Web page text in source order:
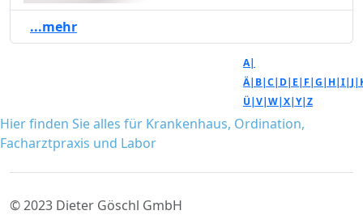
...mehr
A|
Ä| B|C| D| E| F|G| H|I| J|
Ü|V|W|X|Y|Z
Hier finden Sie alles für Krankenhaus, Ordination,
Facharztpraxis und Labor
© 2023 Dieter Göschl GmbH